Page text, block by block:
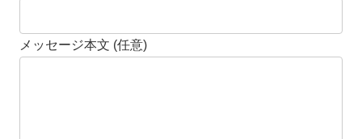
メッセージ本文 (任意)